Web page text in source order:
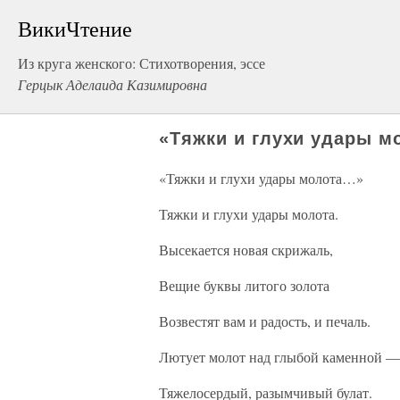
ВикиЧтение
Из круга женского: Стихотворения, эссе
Герцык Аделаида Казимировна
«Тяжки и глухи удары
«Тяжки и глухи удары молота…»
Тяжки и глухи удары молота.
Высекается новая скрижаль,
Вещие буквы литого золота
Возвестят вам и радость, и печаль.
Лютует молот над глыбой каменной —
Тяжелосердый, разымчивый булат.